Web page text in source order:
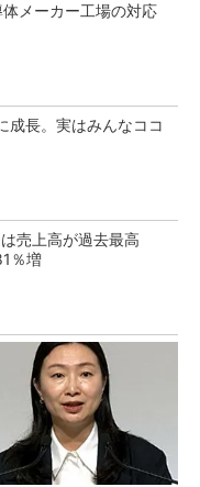
メーカー工場の対応
成長。実はみんなココ
売上高が過去最高
％増